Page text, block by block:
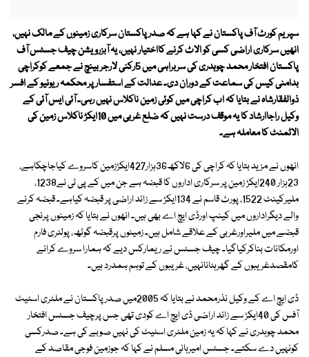
سپریم کورٹ آف پاکستان نے کہا ہے کہ صدرپاکستان سرکاری زمینوں کے مالک نہیں،
انھیں سرکاری اراضی کسی کو الاٹ کرنے کااختیار نہیں، یہ آبزرویشن چیف جسٹس آف
پاکستان افتخار محمد چوہدری کی سربراہی میں 5رکنی لارجر بینچ نے جمعے کوکراچی
بدامنی کیس کی سماعت کے دوران دی۔ عدالت کے استفسار پر محکمہ ریونیو کے افسر
ذوالفقارشاہ نے بتایا کہ اب کراچی میں کوئی زمین ناکلاس نہیں رہی۔ آئی ایس آئی کے
وکیل راجاارشاد کا یہ موقف درست نہیں کہ ضلع غربی میں 10ایکڑ ناکلاس زمین کی
الاٹمنٹ کا معاملہ ہے۔
انھوں نے مزید بتایا کہ کراچی کی 6لاکھ36ہزار427ایکڑزمین کاسروے کیاجاچکاہے،
23ہزار 240ایکڑ زمین پر سرکاری اداروں کا قبضہ ہے جن میں کے پی ٹی نے1238،
ملیرکینٹ 1522، پورٹ قاسم نے 134ایکڑ سے زائد اراضی پر قبضہ کیاہے۔ قبضہ کرنے
والے دیگراداروں میں کینپ اورڈی ایچ اے بھی ہیں۔ انھوں نے بتایا کہ زمینوں پرنجی
قبضے میں ملیراورغربی کے علاقے شامل ہیں۔ زمینوں پرقبضہ گوٹھ، پولٹری فارم
اورمکانات بناکرکیاگیا۔ چیف جسٹس نے ریمارکس دیے کہ ہمارا سروے کرانے
کامقصدغریبوں کے گھرہٹانانہیں، غریبوں کے توہم ہمدرد ہیں۔
ڈی ایچ اے کے وکیل نذرمحمد نے بتایا کہ 2005میں صدرپاکستان نے ملٹری اسٹیٹ
آفس کی 40ایکڑ سے زائد اراضی ڈی ایچ اے کودی تھی جس پرچیف جسٹس افتخار
محمد چوہدری نے کہا کہ یہ زمین ملٹری اسٹیٹ کی نہیں صوبے کی ہے۔ صدرکسی
کونہیں دے سکتے۔ جسٹس امیرہانی مسلم نے کہا کہ جوزمین فوجی مقاصد کے